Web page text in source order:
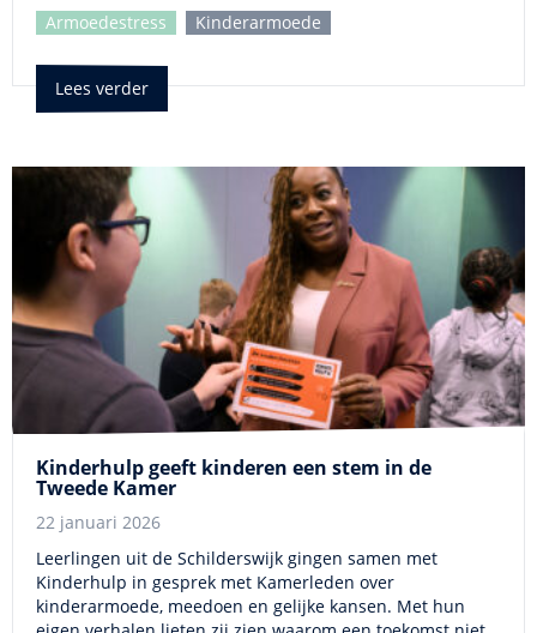
Armoedestress
Kinderarmoede
Lees verder
Kinderhulp geeft kinderen een stem in de
Tweede Kamer
22 januari 2026
Leerlingen uit de Schilderswijk gingen samen met
Kinderhulp in gesprek met Kamerleden over
kinderarmoede, meedoen en gelijke kansen. Met hun